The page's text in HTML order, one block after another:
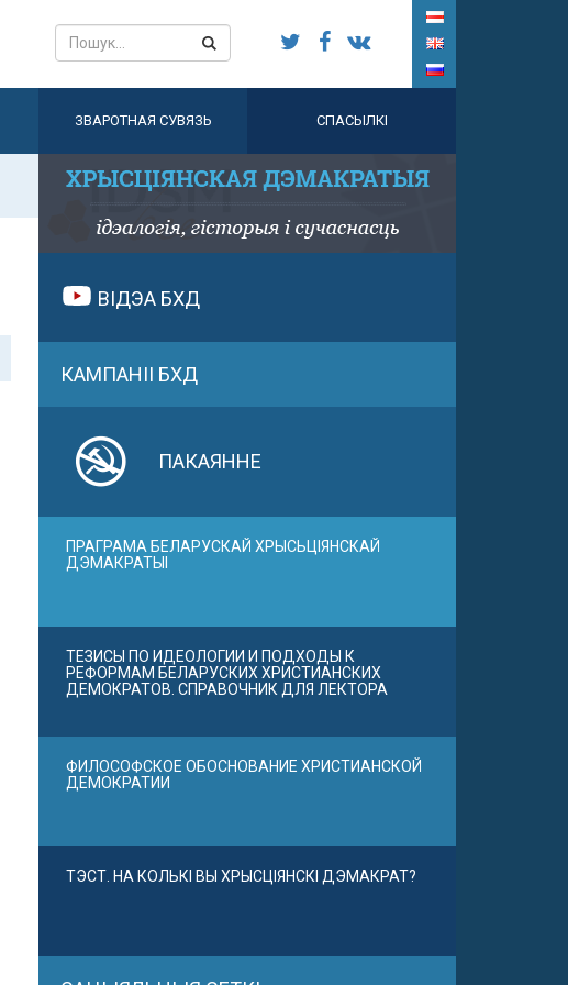
ЗВАРОТНАЯ СУВЯЗЬ СПАСЫЛКІ
ВІДЭА БХД
КАМПАНІІ БХД
ПАКАЯННЕ
ПРАГРАМА БЕЛАРУСКАЙ ХРЫСЬЦІЯНСКАЙ
ДЭМАКРАТЫІ
ТЕЗИСЫ ПО ИДЕОЛОГИИ И ПОДХОДЫ К
РЕФОРМАМ БЕЛАРУСКИХ ХРИСТИАНСКИХ
ДЕМОКРАТОВ. СПРАВОЧНИК ДЛЯ ЛЕКТОРА
ФИЛОСОФСКОЕ ОБОСНОВАНИЕ ХРИСТИАНСКОЙ
ДЕМОКРАТИИ
ТЭСТ. НА КОЛЬКІ ВЫ ХРЫСЦІЯНСКІ ДЭМАКРАТ?